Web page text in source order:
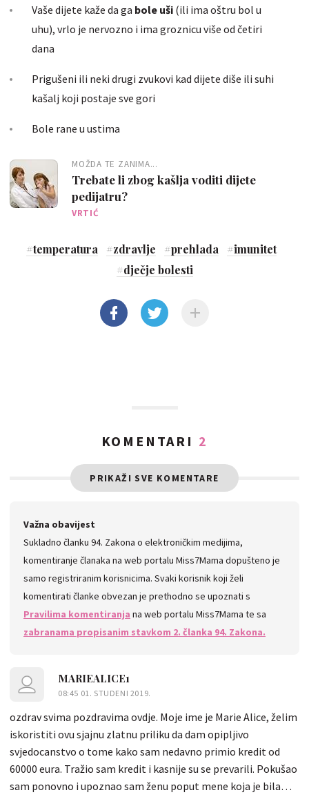
Vaše dijete kaže da ga bole uši (ili ima oštru bol u
uhu), vrlo je nervozno i ima groznicu više od četiri
dana
Prigušeni ili neki drugi zvukovi kad dijete diše ili suhi
kašalj koji postaje sve gori
Bole rane u ustima
MOŽDA TE ZANIMA...
Trebate li zbog kašlja voditi dijete
pedijatru?
VRTIĆ
#temperatura #zdravlje #prehlada #imunitet
#dječje bolesti
KOMENTARI 2
PRIKAŽI SVE KOMENTARE
Važna obavijest
Sukladno članku 94. Zakona o elektroničkim medijima,
komentiranje članaka na web portalu Miss7Mama dopušteno je
samo registriranim korisnicima. Svaki korisnik koji želi
komentirati članke obvezan je prethodno se upoznati s
Pravilima komentiranja na web portalu Miss7Mama te sa
zabranama propisanim stavkom 2. članka 94. Zakona.
MARIEALICE1
08:45 01. STUDENI 2019.
ozdrav svima pozdravima ovdje. Moje ime je Marie Alice, želim
iskoristiti ovu sjajnu zlatnu priliku da dam opipljivo
svjedocanstvo o tome kako sam nedavno primio kredit od
60000 eura. Tražio sam kredit i kasnije su se prevarili. Pokušao
sam ponovno i upoznao sam ženu poput mene koja je bila